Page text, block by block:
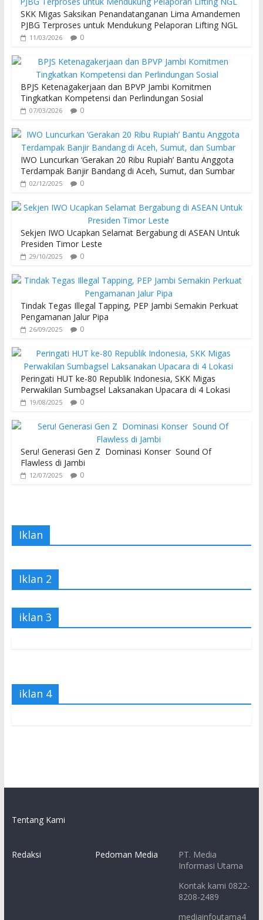
SKK Migas Saksikan Penandatanganan Lima Amandemen
PJBG Terproses untuk Mendukung Pelaporan Lifting NGL
11/03/2026 0
BPJS Ketenagakerjaan dan BPVP Jambi Komitmen
Tingkatkan Kompetensi dan Perlindungan Sosial
07/03/2026 0
IWO Luncurkan ‘Gerakan 20 Ribu Rupiah’ Bantu Anggota
Terdampak Banjir Bandang di Aceh, Sumut, dan Sumbar
02/12/2025 0
Sekjen IWO Ucapkan Selamat Bergabung di ASEAN Untuk
Presiden Timor Leste
29/10/2025 0
Tindak Tegas Illegal Tapping, PEP Jambi Semakin Perkuat
Pengamanan Jalur Pipa
26/09/2025 0
Peringati HUT ke-80 Republik Indonesia, SKK Migas
Perwakilan Sumbagsel Laksanakan Upacara di 4 Lokasi
19/08/2025 0
Seru! Generasi Gen Z Dominasi Konser Sound Of
Flawless di Jambi
12/07/2025 0
Iklan
Iklan 2
iklan 3
iklan 4
Tentang Kami
Redaksi Pedoman Media
PT. Media
Informasi Utama
Kontak kami 0822-
8208-2489
mediainfoutama4